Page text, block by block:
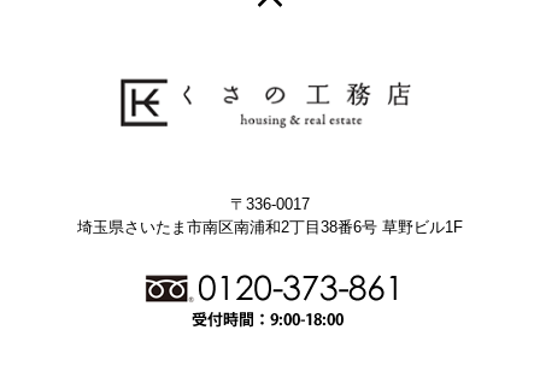
〒336-0017
埼玉県さいたま市南区南浦和2丁目38番6号 草野ビル1F